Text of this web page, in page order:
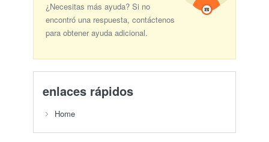
¿Necesitas más ayuda? Si no
encontró una respuesta, contáctenos
para obtener ayuda adicional.
enlaces rápidos
Home